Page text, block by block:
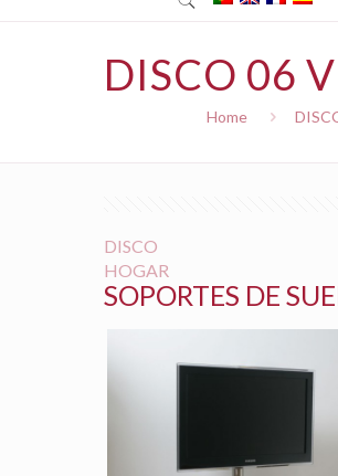
DISCO 06
Home
DISCO
HOGAR
SOPORTES DE